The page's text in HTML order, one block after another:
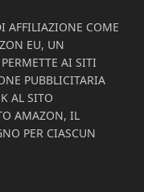
AFFILIAZIONE COME
EU, UN
AI SITI
PUBBLICITARIA
AL SITO
AMAZON, IL
PER CIASCUN